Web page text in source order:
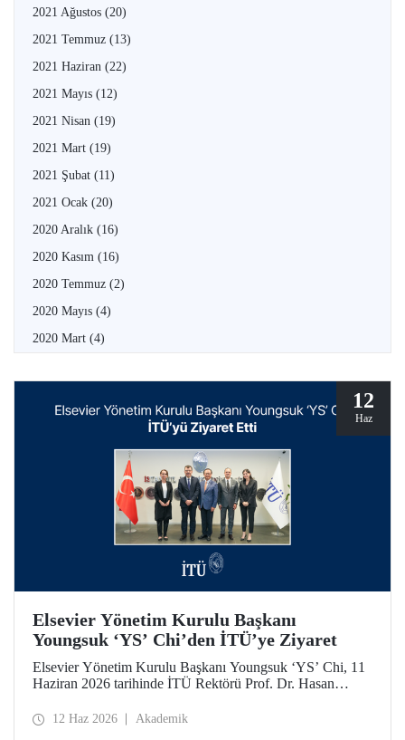
2021 Ağustos (20)
2021 Temmuz (13)
2021 Haziran (22)
2021 Mayıs (12)
2021 Nisan (19)
2021 Mart (19)
2021 Şubat (11)
2021 Ocak (20)
2020 Aralık (16)
2020 Kasım (16)
2020 Temmuz (2)
2020 Mayıs (4)
2020 Mart (4)
12
Haz
Elsevier Yönetim Kurulu Başkanı
Youngsuk ‘YS’ Chi’den İTÜ’ye Ziyaret
Elsevier Yönetim Kurulu Başkanı Youngsuk ‘YS’ Chi, 11
Haziran 2026 tarihinde İTÜ Rektörü Prof. Dr. Hasan
araştırma ekosistemlerinde yapay zekânın dönüştürücü
12 Haz 2026 Akademik